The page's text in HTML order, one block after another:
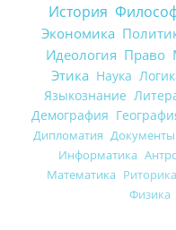
История
Экономика
Идеология Право
Этика Наука
Языкознание
Демография
Дипломатия Документы
Информатика
Математика Риторика
Физика